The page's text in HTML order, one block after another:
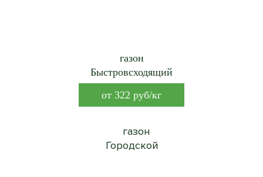
газон
Быстровсходящий
от 322 руб/кг